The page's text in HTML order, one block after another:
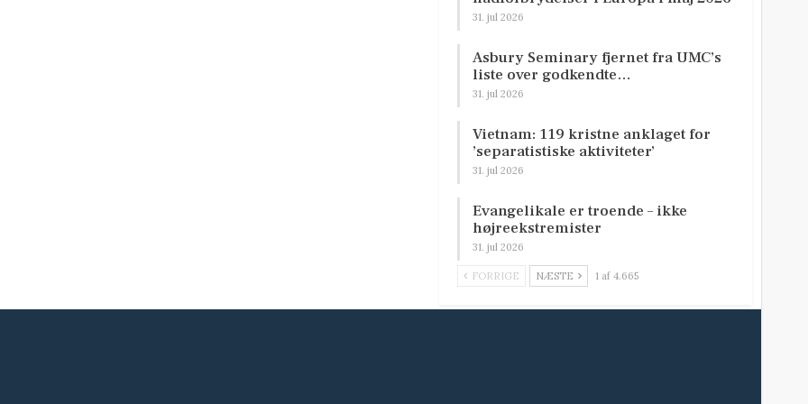
31. jul 2026
Asbury Seminary fjernet fra UMC’s
liste over godkendte…
31. jul 2026
Vietnam: 119 kristne anklaget for
’separatistiske aktiviteter’
31. jul 2026
Evangelikale er troende – ikke
højreekstremister
31. jul 2026
FORRIGE NÆSTE 1 af 4.665